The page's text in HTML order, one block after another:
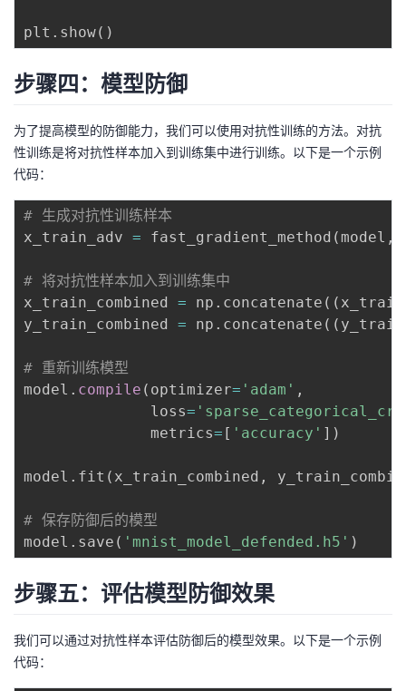
plt . show( )
步骤四：模型防御
为了提高模型的防御能力，我们可以使用对抗性训练的方法。对抗
性训练是将对抗性样本加入到训练集中进行训练。以下是一个示例
代码：
# 生成对抗性训练样本
x_train_adv = fast_gradient_method ( model ,
# 将对抗性样本加入到训练集中
x_train_combined = np . concatenate ( ( x_train
y_train_combined = np . concatenate ( ( y_train
# 重新训练模型
model . compile ( optimizer= 'adam' ,
              loss
=
              metrics
= [ 'accuracy' ] )
model . fit ( x_train_combined ,
# 保存防御后的模型
model . save ( 'mnist_model_defended.h5' )
步骤五：评估模型防御效果
我们可以通过对抗性样本评估防御后的模型效果。以下是一个示例
代码：